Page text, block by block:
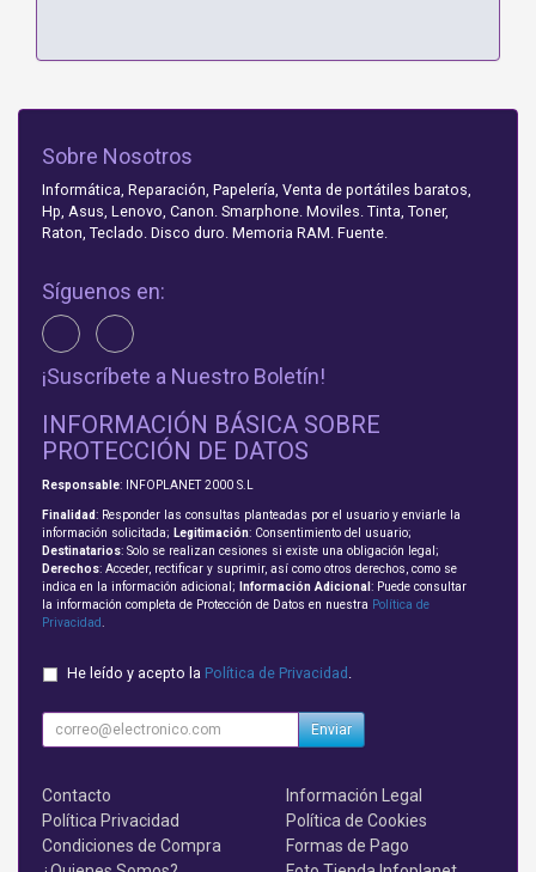
Sobre Nosotros
Informática, Reparación, Papelería, Venta de portátiles baratos,
Hp, Asus, Lenovo, Canon. Smarphone. Moviles. Tinta, Toner,
Raton, Teclado. Disco duro. Memoria RAM. Fuente.
Síguenos en:
¡Suscríbete a Nuestro Boletín!
INFORMACIÓN BÁSICA SOBRE
PROTECCIÓN DE DATOS
Responsable: INFOPLANET 2000 S.L
Finalidad: Responder las consultas planteadas por el usuario y enviarle la
información solicitada; Legitimación: Consentimiento del usuario;
Destinatarios: Solo se realizan cesiones si existe una obligación legal;
Derechos: Acceder, rectificar y suprimir, así como otros derechos, como se
indica en la información adicional;
Información Adicional : Puede consultar
la información completa de Protección de Datos en nuestra Política de
Privacidad
He leído y acepto la Política de Privacidad
Enviar
Contacto
Información Legal
Política Privacidad
Política de Cookies
Condiciones de Compra
Formas de Pago